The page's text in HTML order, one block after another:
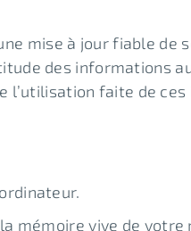
mise à jour fiable de
des informations
l’utilisation faite de
mémoire vive de votre